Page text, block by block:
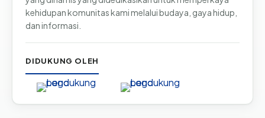
kehidupan komunitas kami melalui budaya, gaya hidup,
dan informasi.
DIDUKUNG OLEH